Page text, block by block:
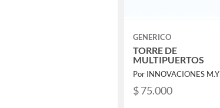
GENERICO
TORRE DE
MULTIPUERTOS
Por INNOVACIONES M.Y
$ 75.000